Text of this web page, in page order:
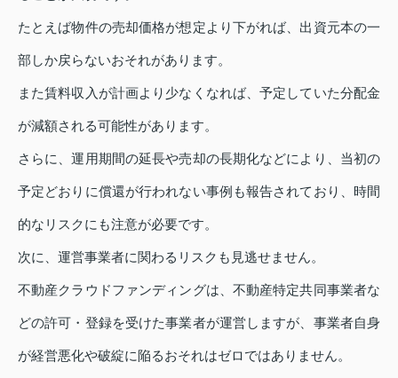
たとえば物件の売却価格が想定より下がれば、出資元本の一
部しか戻らないおそれがあります。
また賃料収入が計画より少なくなれば、予定していた分配金
が減額される可能性があります。
さらに、運用期間の延長や売却の長期化などにより、当初の
予定どおりに償還が行われない事例も報告されており、時間
的なリスクにも注意が必要です。
次に、運営事業者に関わるリスクも見逃せません。
不動産クラウドファンディングは、不動産特定共同事業者な
どの許可・登録を受けた事業者が運営しますが、事業者自身
が経営悪化や破綻に陥るおそれはゼロではありません。